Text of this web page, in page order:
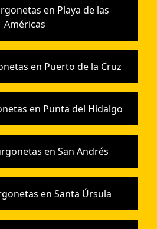
en Playa de las
Américas
en Puerto de la Cruz
en Punta del Hidalgo
en San Andrés
en Santa Úrsula